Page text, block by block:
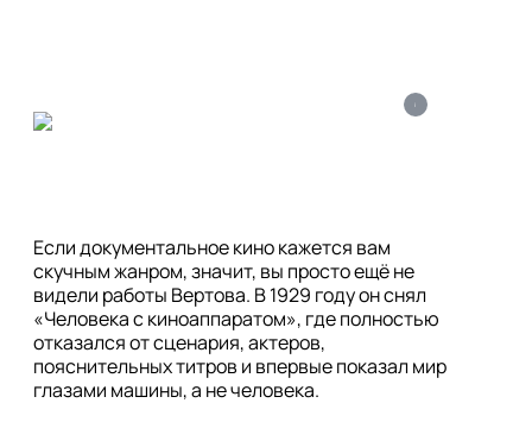
i
Если документальное кино кажется вам
скучным жанром, значит, вы просто ещё не
видели работы Вертова. В 1929 году он снял
«Человека с киноаппаратом», где полностью
отказался от сценария, актеров,
пояснительных титров и впервые показал мир
глазами машины, а не человека.